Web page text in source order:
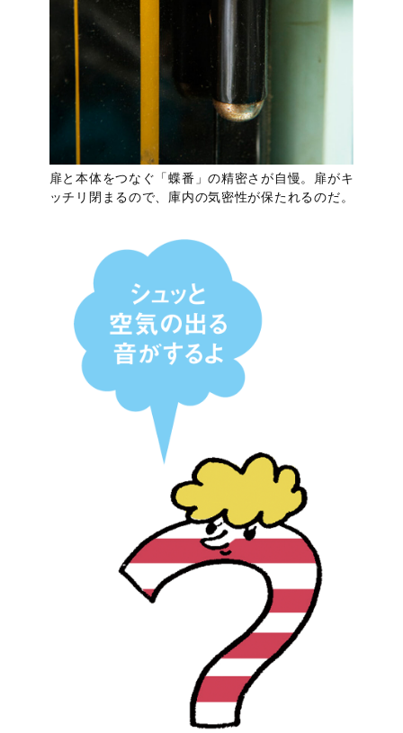
扉と本体をつなぐ「蝶番」の精密さが自慢。扉がキ
ッチリ閉まるので、庫内の気密性が保たれるのだ。